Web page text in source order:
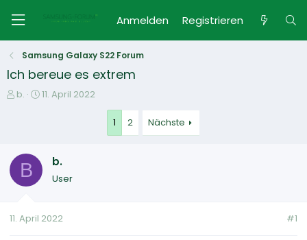
Anmelden Registrieren
Samsung Galaxy S22 Forum
Ich bereue es extrem
E
e
b.
E
l
l
m
11. April 2022
1 2 Nächste
B b.
User
11. April 2022 #1